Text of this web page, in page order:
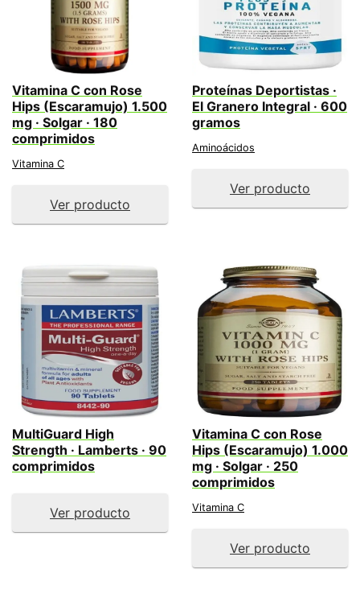
Vitamina C con Rose
Hips (Escaramujo) 1.500
mg · Solgar · 180
comprimidos
Vitamina C
Ver producto
Proteínas Deportistas ·
El Granero Integral · 600
gramos
Aminoácidos
Ver producto
MultiGuard High
Strength · Lamberts · 90
comprimidos
Ver producto
Vitamina C con Rose
Hips (Escaramujo) 1.000
mg · Solgar · 250
comprimidos
Vitamina C
Ver producto